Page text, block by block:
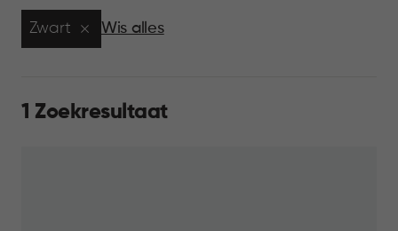
Zwart Wis alles
1 Zoekresultaat